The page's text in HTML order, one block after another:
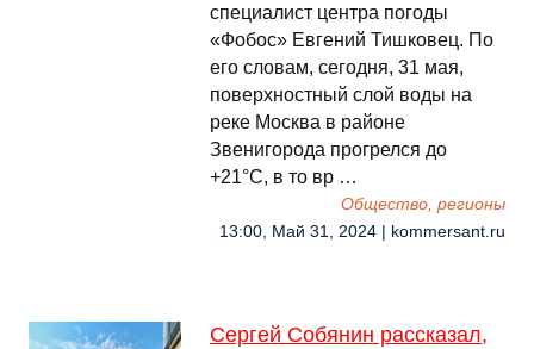
специалист центра погоды
«Фобос» Евгений Тишковец. По
его словам, сегодня, 31 мая,
поверхностный слой воды на
реке Москва в районе
Звенигорода прогрелся до
+21°С, в то вр …
Общество, регионы
13:00, Май 31, 2024 | kommersant.ru
Сергей Собянин рассказал,